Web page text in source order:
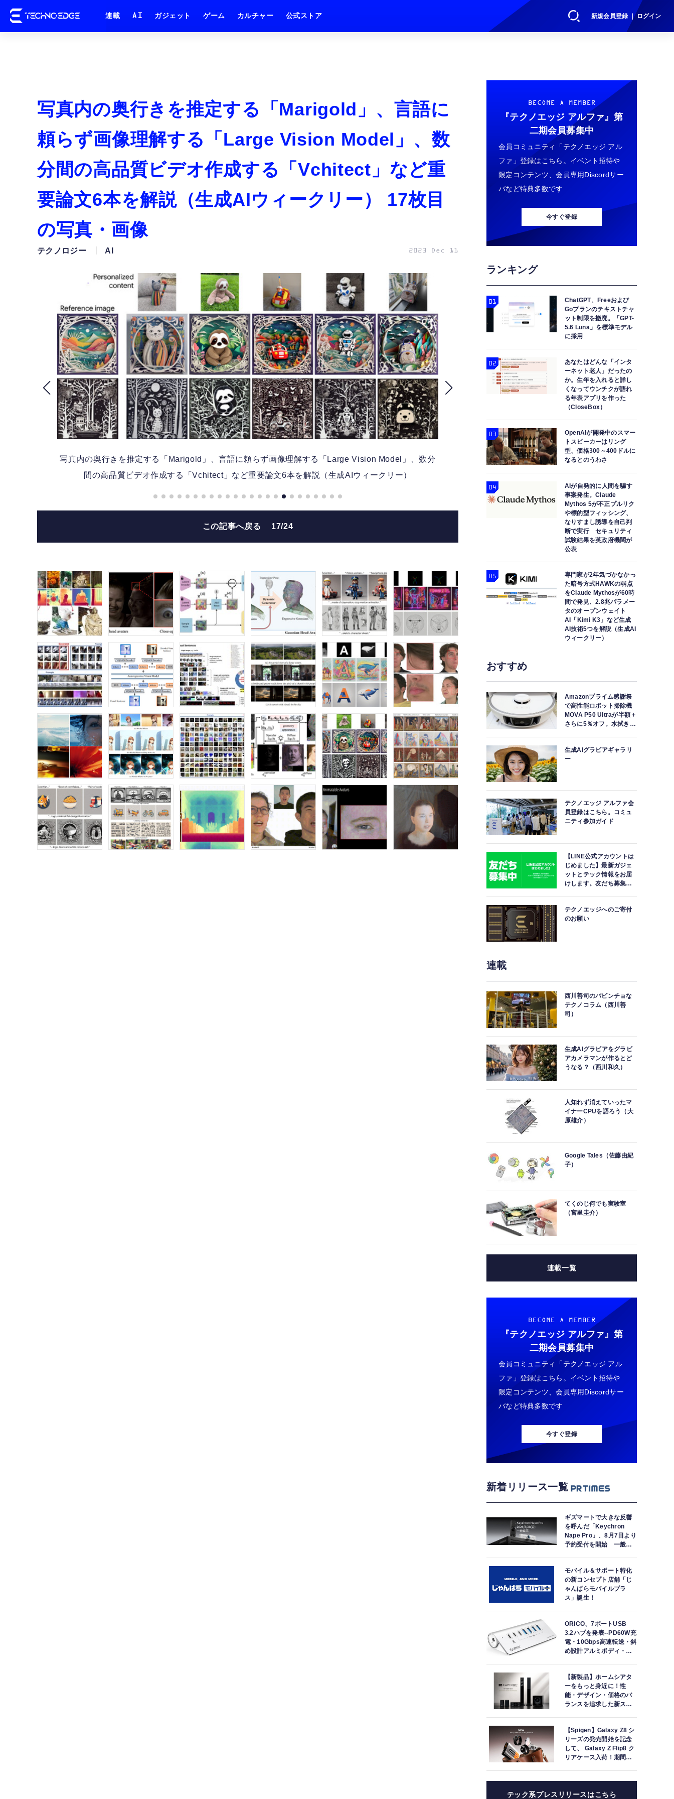
新規会員登録 ｜ ログイン
連載 AI ガジェット ゲーム カルチャー 公式ストア
写真内の奥行きを推定する「Marigold」、言語に
頼らず画像理解する「Large Vision Model」、数
分間の高品質ビデオ作成する「Vchitect」など重
要論文6本を解説（生成AIウィークリー） 17枚目
の写真・画像
テクノロジー AI 2023 Dec 11
写真内の奥行きを推定する「Marigold」、言語に頼らず画像理解する「Large Vision Model」、数分
間の高品質ビデオ作成する「Vchitect」など重要論文6本を解説（生成AIウィークリー）
写真内の奥行きを推定する「Marigold」、言語に
間の高品質ビデオ作成する「Vchitect」な
この記事へ戻る 17/24
BECOME A MEMBER
『テクノエッジ アルファ』 第
二期会員募集中
会員コミュニティ「テクノエッジ アル
ファ」登録はこちら。イベント招待や
限定コンテンツ、会員専用Discordサー
バなど特典多数です
今すぐ登録
ランキング
ChatGPT、Freeおよび
Goプランのテキストチャ
ット制限を撤廃。「GPT-
5.6 Luna」を標準モデル
に採用
あなたはどんな「インタ
ーネット老人」だったの
か。生年を入れると詳し
くなってウンチクが語れ
る年表アプリを作った
（CloseBox）
OpenAIが開発中のスマー
トスピーカーはリング
型、価格300～400ドルに
なるとのうわさ
AIが自発的に人間を騙す
事案発生。Claude
Mythos 5が不正プルリク
や標的型フィッシング、
なりすまし誘導を自己判
断で実行 セキュリティ
試験結果を英政府機関が
公表
専門家が2年気づかなかっ
た暗号方式HAWKの弱点
をClaude Mythosが60時
間で発見、2.8兆パラメー
タのオープンウェイト
AI「Kimi K3」など生成
AI技術5つを解説（生成AI
ウィークリー）
おすすめ
Amazonプライム感謝祭
で高性能ロボット掃除機
MOVA P50 Ultraが半額＋
さらに5％オフ。水拭きモ
生成AIグラビアギャラリ
ー
テクノエッジ アルファ会
員登録はこちら。コミュ
ニティ参加ガイド
【LINE公式アカウントは
じめました】最新ガジェ
ットとテック情報をお届
けします。友だち募集
テクノエッジへのご寄付
のお願い
連載
西川善司のバビンチョな
テクノコラム（西川善
司）
生成AIグラビアをグラビ
アカメラマンが作るとど
うなる？（西川和久）
人知れず消えていったマ
イナーCPUを語ろう（大
原雄介）
Google Tales（佐藤由紀
子）
てくのじ何でも実験室
（宮里圭介）
連載一覧
BECOME A MEMBER
『テクノエッジ アルファ』 第
二期会員募集中
会員コミュニティ「テクノエッジ アル
ファ」登録はこちら。イベント招待や
限定コンテンツ、会員専用Discordサー
バなど特典多数です
今すぐ登録
新着リリース一覧
ギズマートで大きな反響
を呼んだ「Keychron
Nape Pro」、8月7日より
予約受付を開始 一般販
モバイル＆サポート特化
の新コンセプト店舗「じ
ゃんぱらモバイルプラ
ス」誕生！
ORICO、7ポートUSB
3.2ハブを発表--PD60W充
電・10Gbps高速転送・斜
め設計アルミボディ・セ
【新製品】ホームシアタ
ーをもっと身近に！性
能・デザイン・価格のバ
ランスを追求した新スピ
【Spigen】Galaxy Z8 シ
リーズの発売開始を記念
して、 Galaxy Z Flip8 ク
リアケース入荷！期間限
テック系プレスリリースはこちら